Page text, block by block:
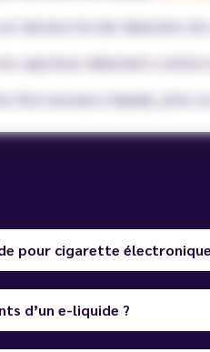
devenu l'un des fabricants
vapoteurs débutants
d'un nouveau e-liquide, jetez
pour cigarette
d’un e-liquide ?